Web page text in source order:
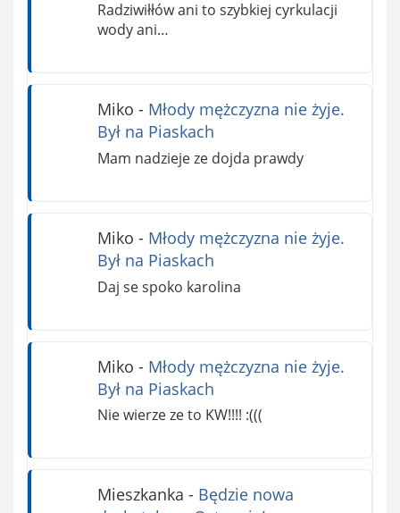
Radziwiłłów ani to szybkiej cyrkulacji
wody ani…
Miko - Młody mężczyzna nie żyje.
Był na Piaskach
Mam nadzieje ze dojda prawdy
Miko - Młody mężczyzna nie żyje.
Był na Piaskach
Daj se spoko karolina
Miko - Młody mężczyzna nie żyje.
Był na Piaskach
Nie wierze ze to KW!!!! :(((
Mieszkanka - Będzie nowa